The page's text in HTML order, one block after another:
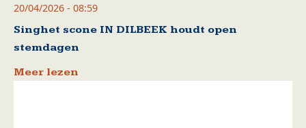
20/04/2026 - 08:59
Singhet scone IN DILBEEK houdt open
stemdagen
Meer lezen